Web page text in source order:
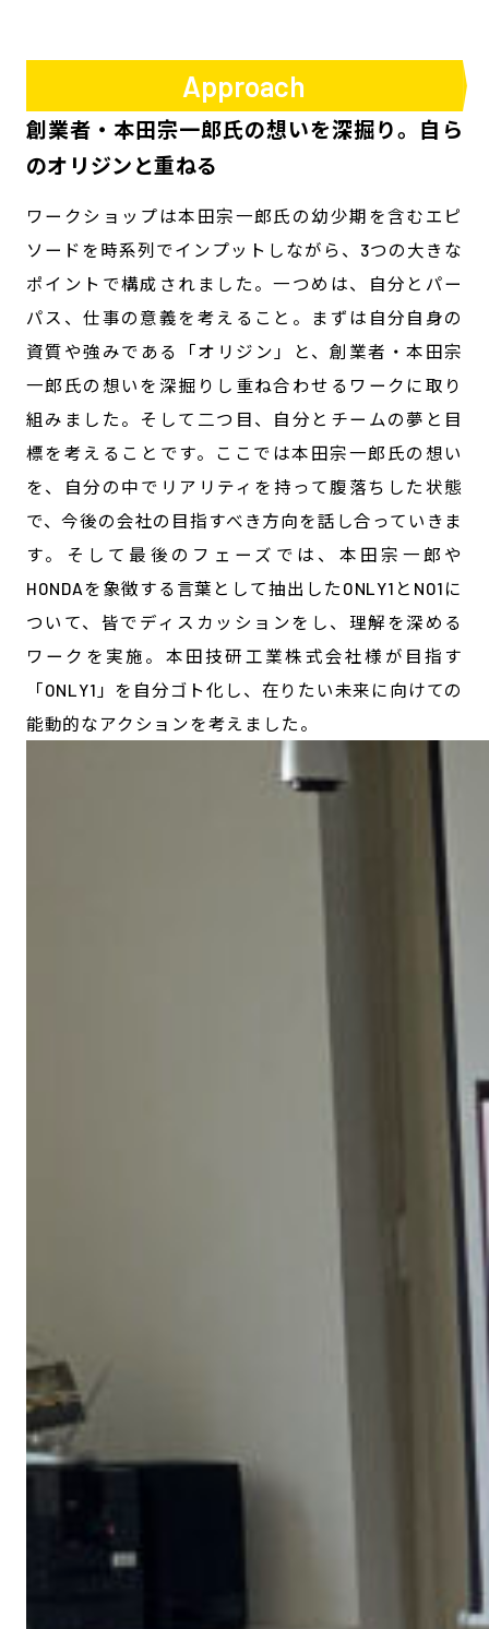
Approach
創業者・本田宗一郎氏の想いを深掘り。自ら
のオリジンと重ねる
ワークショップは本田宗一郎氏の幼少期を含むエピ
ソードを時系列でインプットしながら、3つの大きな
ポイントで構成されました。一つめは、自分とパー
パス、仕事の意義を考えること。まずは自分自身の
資質や強みである「オリジン」と、創業者・本田宗
一郎氏の想いを深掘りし重ね合わせるワークに取り
組みました。そして二つ目、自分とチームの夢と目
標を考えることです。ここでは本田宗一郎氏の想い
を、自分の中でリアリティを持って腹落ちした状態
で、今後の会社の目指すべき方向を話し合っていきま
す。そして最後のフェーズでは、本田宗一郎や
HONDAを象徴する言葉として抽出したONLY1とNO1に
ついて、皆でディスカッションをし、理解を深める
ワークを実施。本田技研工業株式会社様が目指す
「ONLY1」を自分ゴト化し、在りたい未来に向けての
能動的なアクションを考えました。